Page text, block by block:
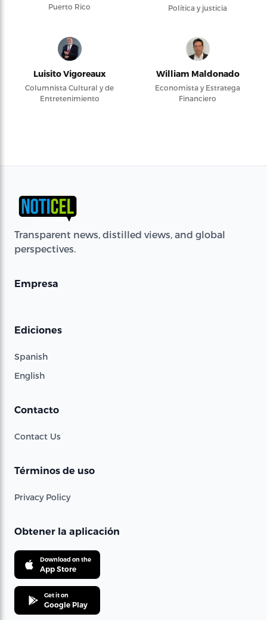
Puerto Rico
Política y justicia
Luisito Vigoreaux
Columnista Cultural y de
Entretenimiento
William Maldonado
Economista y Estratega
Financiero
Transparent news, distilled views, and global
perspectives.
Empresa
Ediciones
Spanish
English
Contacto
Contact Us
Términos de uso
Privacy Policy
Obtener la aplicación
Download on the
App Store
Get it on
Google Play